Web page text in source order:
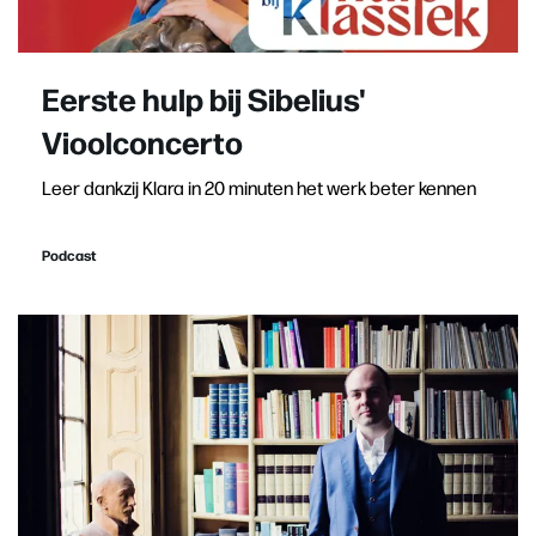
Eerste hulp bij Sibelius'
Vioolconcerto
Leer dankzij Klara in 20 minuten het werk beter kennen
Podcast